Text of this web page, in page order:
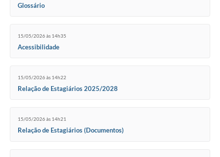
Glossário
15/05/2026 às 14h35
Acessibilidade
15/05/2026 às 14h22
Relação de Estagiários 2025/2028
15/05/2026 às 14h21
Relação de Estagiários (Documentos)